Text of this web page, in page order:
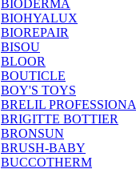
BIODERMA
BIOHYALUX
BIOREPAIR
BISOU
BLOOR
BOUTICLE
BOY'S TOYS
BRELIL
BRIGITTE BOTTIER
BRONSUN
BRUSH-BABY
BUCCOTHERM